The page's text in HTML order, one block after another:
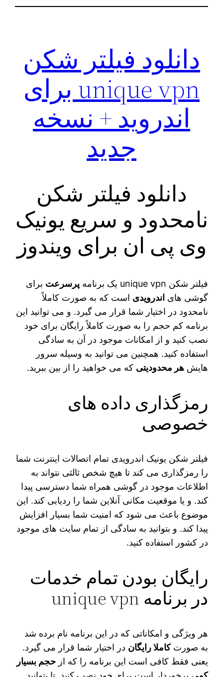
‌دانلود فیلتر شکن
unique vpn برای
اندروید + نسخه
جدید
دانلود فیلتر شکن
نامحدود و سریع یونیک
وی پی ان برای ویندوز
فیلتر شکن unique vpn یک برنامه پرسرعت برای
گوشی های اندرویدی است که به صورت کاملاً
نامحدود در اختیار شما قرار می گیرد. و می توانید این
برنامه کم حجم را به صورت کاملاً رایگان برای خود
نصب کنید و از امکانات موجود در آن به سادگی
استفاده کنید. همچنین می توانید به وسیله سرور
هایشهر محدودیتی که می خواهید را از بین ببرید.
رمزگذاری داده های
خصوصی
فیلتر شکن یونیک اندرویدی تمام اتصالات اینترنت شما
را رمزگذاری می‌ کند تا هیچ شخص ثالثی نتواند به
اطلاعات موجود در گوشی همراه شما دسترسی پیدا
کند. و یا موقعیت مکانی آنلاین شما را ردیابی کند. این
موضوع باعث می‌ شود که امنیت شما بسیار افزایش
پیدا کند. و بتوانید به سادگی از تمام سایت های موجود
در کشور استفاده کنید.
رایگان بودن تمام خدمات
در برنامه unique vpn
هر ویژگی و امکاناتی که در این برنامه نام برده شد
به صورتکاملا رایگان در اختیار شما قرار می گیرد.
یعنی فقط کافی است این برنامه را که ازحجم بسیار